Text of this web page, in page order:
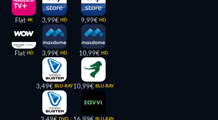
Flat 4K
Flat HD
3,99€ HD
3,99€ HD
3,49€ BLU-RAY
DVD
9,99€ HD
10,99€ HD
10,99€ BLU-RAY
BLU-RAY